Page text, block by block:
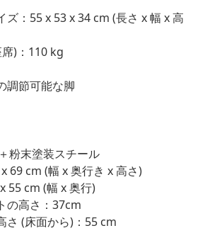
ズ：55 x 53 x 34 cm (長さ x 幅 x 高
)：110 kg
調節可能な脚
粉末塗装スチール
69 cm (幅 x 奥行き x 高さ)
55 cm (幅 x 奥行)
の高さ：37cm
さ (床面から)：55 cm